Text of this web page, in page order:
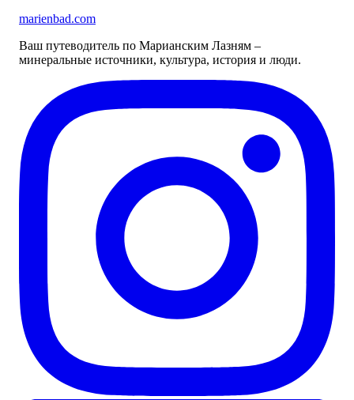
marienbad.com
Ваш путеводитель по Марианским Лазням –
минеральные источники, культура, история и люди.